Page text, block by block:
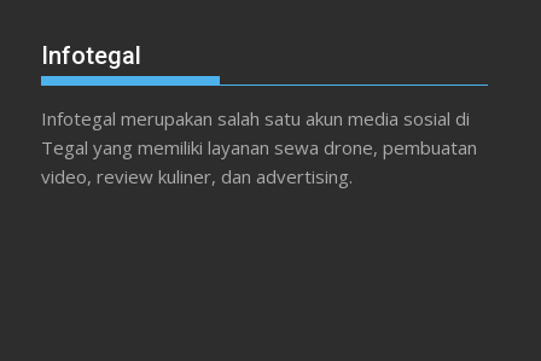
Infotegal
Infotegal merupakan salah satu akun media sosial di
Tegal yang memiliki layanan sewa drone, pembuatan
video, review kuliner, dan advertising.